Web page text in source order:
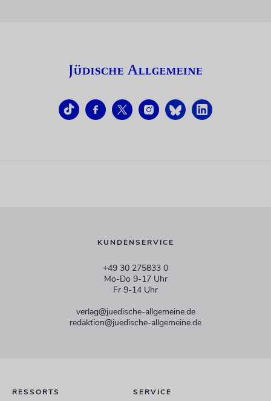
KUNDENSERVICE
+49 30 275833 0
Mo-Do 9-17 Uhr
Fr 9-14 Uhr
verlag@juedische-allgemeine.de
redaktion@juedische-allgemeine.de
RESSORTS SERVICE